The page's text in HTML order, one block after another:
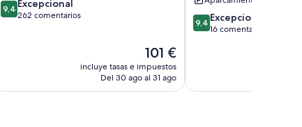
9.4
sobre
9,4 Excepcional
262 comentarios
El
precio
actual
101 €
incluye tasas e impuestos
Del 30 ago al 31 ago
9.4
sobre
9,4 Excepcional
16 comentarios